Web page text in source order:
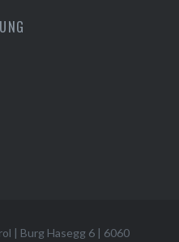
Burg Hasegg 6 6060